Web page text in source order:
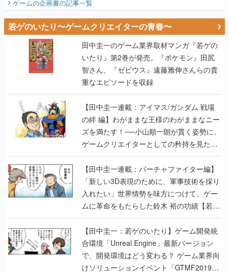
ゲームの企画書の記事一覧
若ゲのいたり〜ゲームクリエイターの青春〜
田中圭一のゲーム業界取材マンガ『若ゲの
いたり』第2巻が発売。『ポケモン』田尻
智さん、『ゼビウス』遠藤雅伸さんらの貴
重なエピソードを収録
【田中圭一連載：アイマス/ガンダム 戦場
の絆 編】わがままな王様のわがままなニー
ズを満たす！──小山順一朗が貫く姿勢に、
ゲームクリエイターとしての矜持を見た
【若ゲのいたり最終回】
【田中圭一連載：バーチャファイター編】
「新しい3D表現のために、軍事技術を採り
入れたい」世界情勢を味方につけて、ゲー
ムに革命をもたらした鈴木 裕の功績【若ゲ
のいたり】
【田中圭一：若ゲのいたり】ゲーム開発統
合環境「Unreal Engine」最新バージョン
で、開発環境はどう変わる？ ゲーム業界向
けソリューションイベント「GTMF2019」